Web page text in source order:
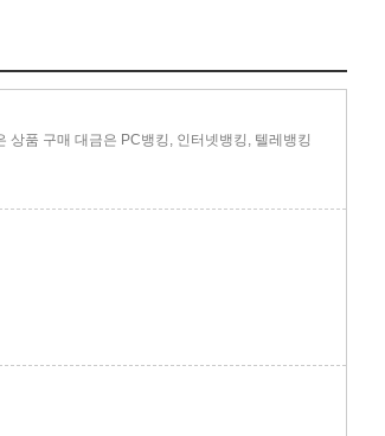
품 구매 대금은 PC뱅킹, 인터넷뱅킹, 텔레뱅킹